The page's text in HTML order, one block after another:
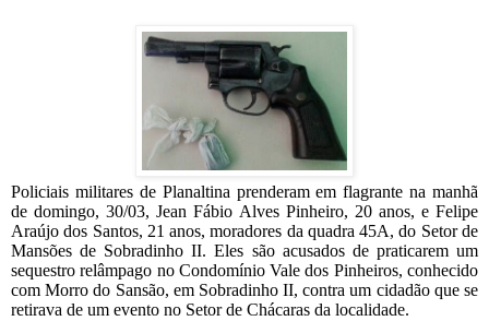
Policiais militares de Planaltina prenderam em flagrante na manhã
de domingo, 30/03, Jean Fábio Alves Pinheiro, 20 anos, e Felipe
Araújo dos Santos, 21 anos, moradores da quadra 45A, do Setor de
Mansões de Sobradinho II. Eles são acusados de praticarem um
sequestro relâmpago no Condomínio Vale dos Pinheiros, conhecido
com Morro do Sansão, em Sobradinho II, contra um cidadão que se
retirava de um evento no Setor de Chácaras da localidade.